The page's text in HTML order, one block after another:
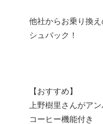
他社からお乗り換
シュバック！
【おすすめ】
上野樹里さんがア
コーヒー機能付き